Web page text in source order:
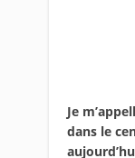
Je
dans le